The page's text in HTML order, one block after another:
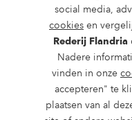
social media,
cookies en
Rederij Flandria
Nadere
vinden in onze
accepteren" te
plaatsen van al
Rondvaarten en
Nieuws
Over ons
Route en